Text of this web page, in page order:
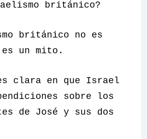
británico?
británico no es
un mito.
clara en que Israel
sobre los
de José y sus dos